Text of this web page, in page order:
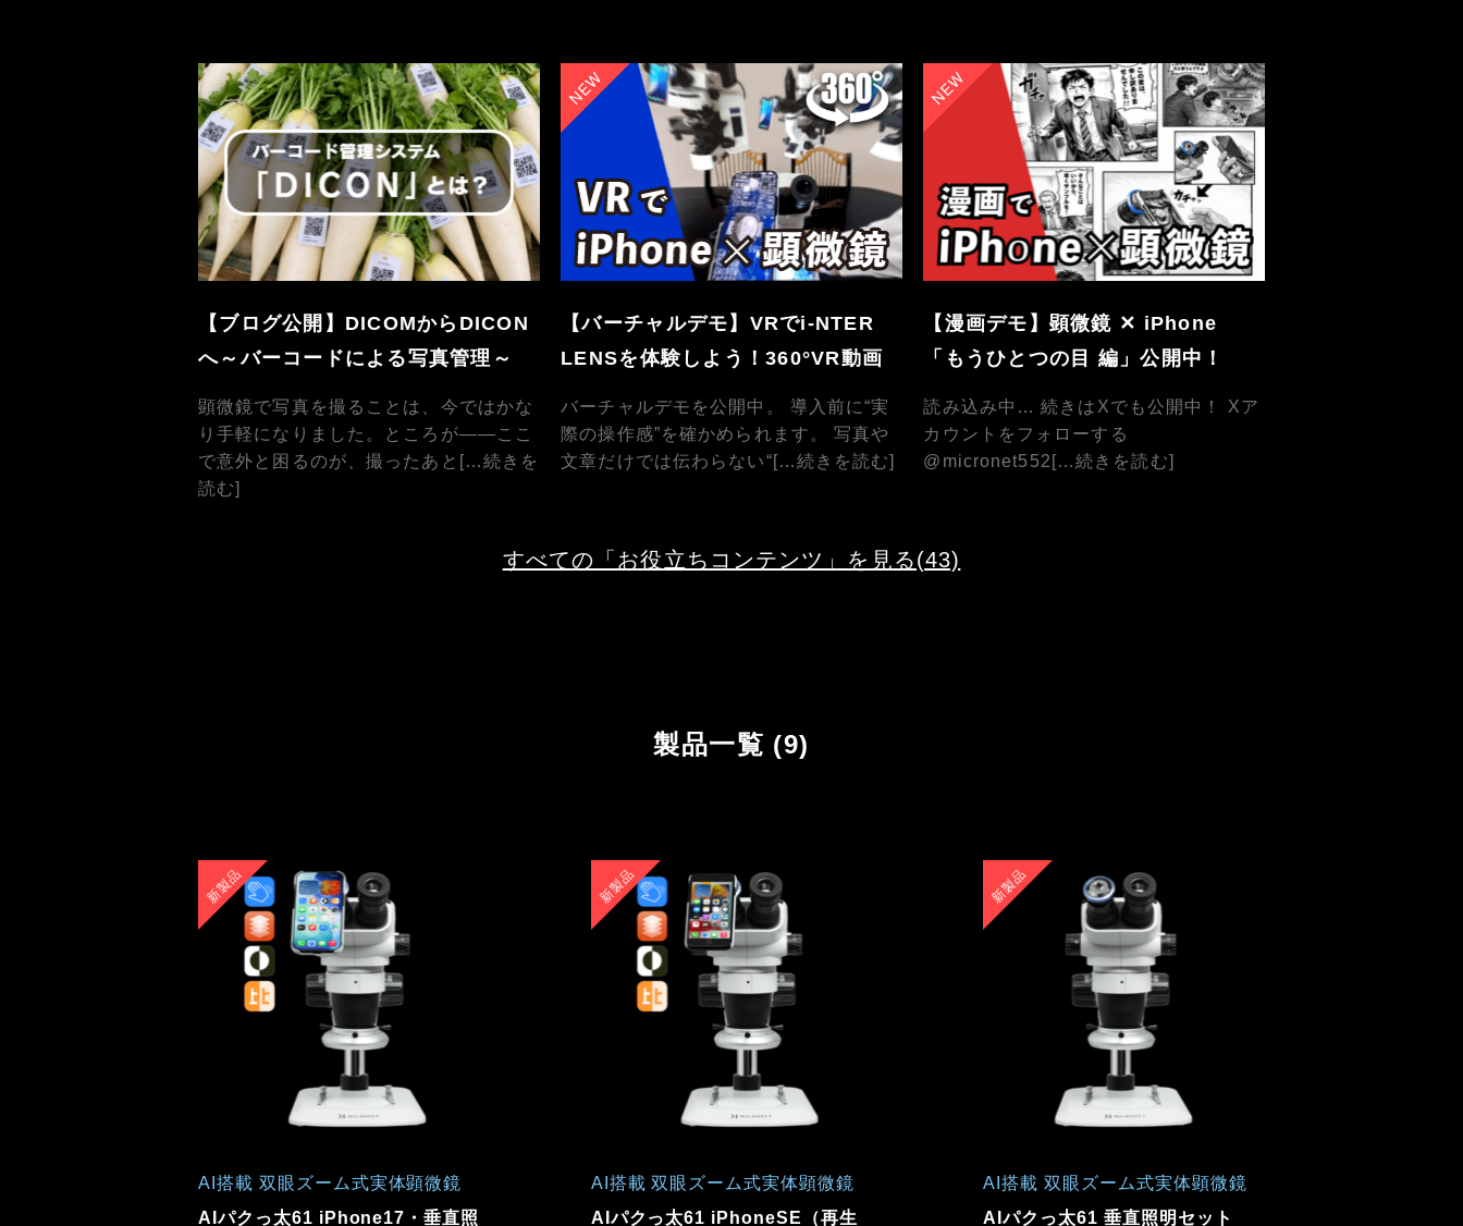
【ブログ公開】DICOMからDICON
へ～バーコードによる写真管理～
顕微鏡で写真を撮ることは、今ではかな
り手軽になりました。ところが――ここ
で意外と困るのが、撮ったあと […続きを
読む]
【バーチャルデモ】VRでi-NTER
LENSを体験しよう！360°VR動画
バーチャルデモを公開中。 導入前に“実
際の操作感”を確かめられます。 写真や
文章だけでは伝わらない“[…続きを読む]
【漫画デモ】顕微鏡 ✕ iPhone
「もうひとつの目 編」公開中！
読み込み中… 続きはXでも公開中！ Xア
カウントをフォローする
@micronet552 […続きを読む]
すべての「お役立ちコンテンツ」を見る(43)
製品一覧 (9)
AI搭載 双眼ズーム式実体顕微鏡
AIパクっ太61 iPhone17・垂直照
AI搭載 双眼ズーム式実体顕微鏡
AIパクっ太61 iPhoneSE（再生
AI搭載 双眼ズーム式実体顕微鏡
AIパクっ太61 垂直照明セット